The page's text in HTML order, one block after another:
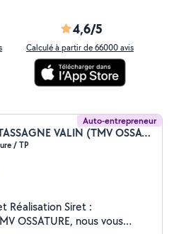
4,6/5
Calculé à partir de 66000 avis
Auto-entrepreneur
Thibault MORTASSAGNE VALIN (TMV OSSATURE)
/ TP
Réalisation Siret :